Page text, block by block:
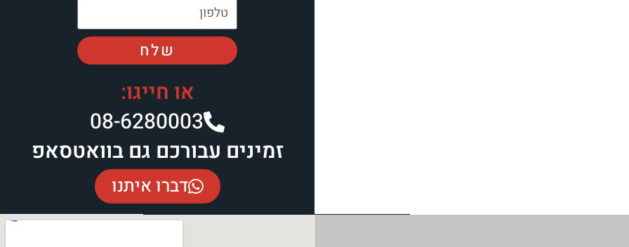
שלח
או חייגו:
08-6280003​
זמינים עבורכם גם בוואטסאפ
דברו איתנו